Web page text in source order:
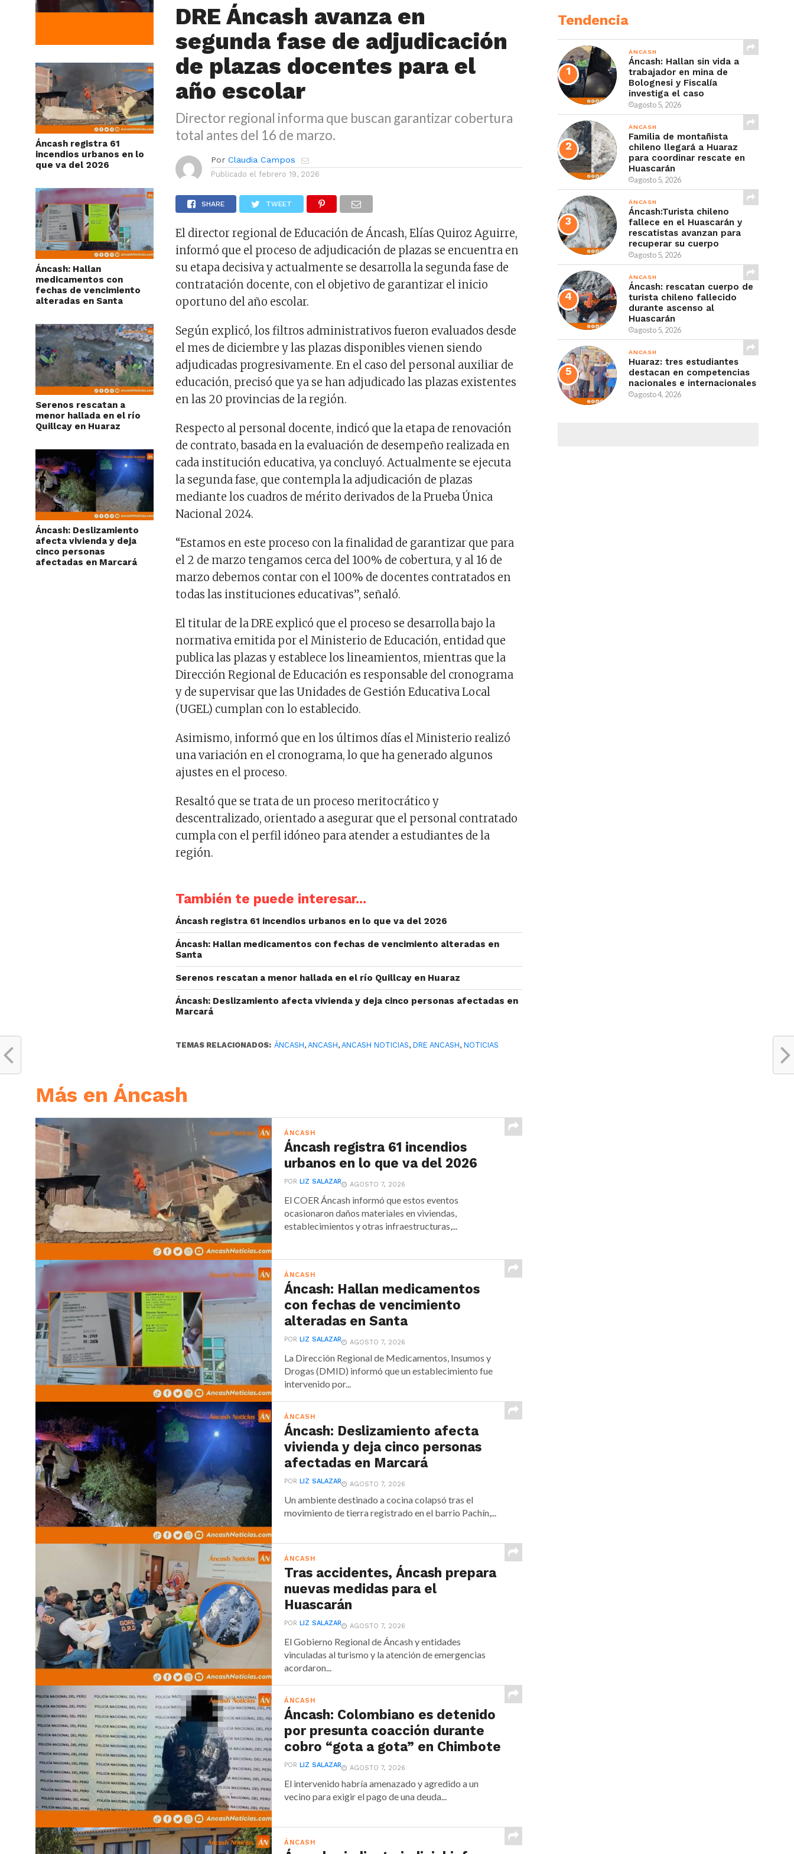
Áncash registra 61
incendios urbanos en lo
que va del 2026
Áncash: Hallan
medicamentos con
fechas de vencimiento
alteradas en Santa
Serenos rescatan a
menor hallada en el río
Quillcay en Huaraz
Áncash: Deslizamiento
afecta vivienda y deja
cinco personas
afectadas en Marcará
DRE Áncash avanza en
segunda fase de adjudicación
de plazas docentes para el
año escolar
Director regional informa que buscan garantizar cobertura
total antes del 16 de marzo.
Por Claudia Campos
Publicado el febrero 19, 2026
SHARE TWEET
El director regional de Educación de Áncash, Elías Quiroz Aguirre,
informó que el proceso de adjudicación de plazas se encuentra en
su etapa decisiva y actualmente se desarrolla la segunda fase de
contratación docente, con el objetivo de garantizar el inicio
oportuno del año escolar.
Según explicó, los filtros administrativos fueron evaluados desde
el mes de diciembre y las plazas disponibles vienen siendo
adjudicadas progresivamente. En el caso del personal auxiliar de
educación, precisó que ya se han adjudicado las plazas existentes
en las 20 provincias de la región.
Respecto al personal docente, indicó que la etapa de renovación
de contrato, basada en la evaluación de desempeño realizada en
cada institución educativa, ya concluyó. Actualmente se ejecuta
la segunda fase, que contempla la adjudicación de plazas
mediante los cuadros de mérito derivados de la Prueba Única
Nacional 2024.
“Estamos en este proceso con la finalidad de garantizar que para
el 2 de marzo tengamos cerca del 100% de cobertura, y al 16 de
marzo debemos contar con el 100% de docentes contratados en
todas las instituciones educativas”, señaló.
El titular de la DRE explicó que el proceso se desarrolla bajo la
normativa emitida por el Ministerio de Educación, entidad que
publica las plazas y establece los lineamientos, mientras que la
Dirección Regional de Educación es responsable del cronograma
y de supervisar que las Unidades de Gestión Educativa Local
(UGEL) cumplan con lo establecido.
Asimismo, informó que en los últimos días el Ministerio realizó
una variación en el cronograma, lo que ha generado algunos
ajustes en el proceso.
Resaltó que se trata de un proceso meritocrático y
descentralizado, orientado a asegurar que el personal contratado
cumpla con el perfil idóneo para atender a estudiantes de la
región.
También te puede interesar...
Áncash registra 61 incendios urbanos en lo que va del 2026
Áncash: Hallan medicamentos con fechas de vencimiento alteradas en
Santa
Serenos rescatan a menor hallada en el río Quillcay en Huaraz
Áncash: Deslizamiento afecta vivienda y deja cinco personas afectadas en
Marcará
TEMAS RELACIONADOS: ÁNCASH,ANCASH,ANCASH NOTICIAS,DRE ANCASH,NOTICIAS
Más en Áncash
ÁNCASH
Áncash registra 61 incendios
urbanos en lo que va del 2026
PORLIZ SALAZAR AGOSTO 7, 2026
El COER Áncash informó que estos eventos
ocasionaron daños materiales en viviendas,
establecimientos y otras infraestructuras,...
ÁNCASH
Áncash: Hallan medicamentos
con fechas de vencimiento
alteradas en Santa
PORLIZ SALAZAR AGOSTO 7, 2026
La Dirección Regional de Medicamentos, Insumos y
Drogas (DMID) informó que un establecimiento fue
intervenido por...
ÁNCASH
Áncash: Deslizamiento afecta
vivienda y deja cinco personas
afectadas en Marcará
PORLIZ SALAZAR AGOSTO 7, 2026
Un ambiente destinado a cocina colapsó tras el
movimiento de tierra registrado en el barrio Pachín,...
ÁNCASH
Tras accidentes, Áncash prepara
nuevas medidas para el
Huascarán
PORLIZ SALAZAR AGOSTO 7, 2026
El Gobierno Regional de Áncash y entidades
vinculadas al turismo y la atención de emergencias
acordaron...
ÁNCASH
Áncash: Colombiano es detenido
por presunta coacción durante
cobro “gota a gota” en Chimbote
PORLIZ SALAZAR AGOSTO 7, 2026
El intervenido habría amenazado y agredido a un
vecino para exigir el pago de una deuda...
ÁNCASH
Tendencia
ÁNCASH
Áncash: Hallan sin vida a
trabajador en mina de
Bolognesi y Fiscalía
investiga el caso
agosto 5, 2026
ÁNCASH
Familia de montañista
chileno llegará a Huaraz
para coordinar rescate en
Huascarán
agosto 5, 2026
ÁNCASH
Áncash:Turista chileno
fallece en el Huascarán y
rescatistas avanzan para
recuperar su cuerpo
agosto 5, 2026
ÁNCASH
Áncash: rescatan cuerpo de
turista chileno fallecido
durante ascenso al
Huascarán
agosto 5, 2026
ÁNCASH
Huaraz: tres estudiantes
destacan en competencias
nacionales e internacionales
agosto 4, 2026